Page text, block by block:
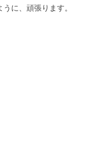
に、頑張ります。